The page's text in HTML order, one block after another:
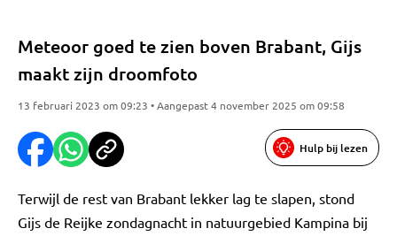
Meteoor goed te zien boven Brabant, Gijs
maakt zijn droomfoto
13 februari 2023 om 09:23 • Aangepast 4 november 2025 om 09:58
Hulp bij lezen
Terwijl de rest van Brabant lekker lag te slapen, stond
Gijs de Reijke zondagnacht in natuurgebied Kampina bij